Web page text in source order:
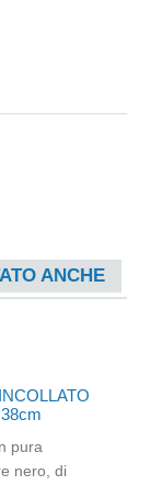
ANCHE
pura
nero, di